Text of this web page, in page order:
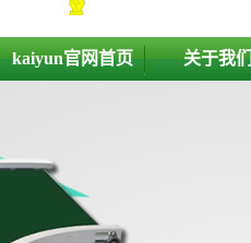
kaiyun官网首页 关于我们